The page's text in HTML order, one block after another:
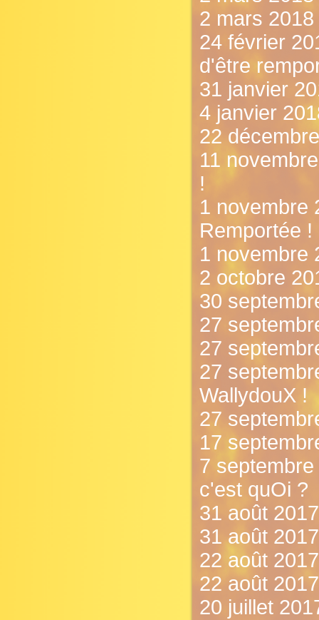
2 mars
24 février
d'être
31 janvier
4 janvier
22
11
!
1 novembre
Remportée !
1 novembre
2 octobre
30
27
27
27
WallydouX !
27
17
7
c'est quOi ?
31 août
31 août
22 août
22 août
20 juillet